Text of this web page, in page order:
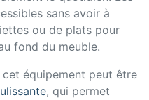
sans avoir à
ou de plats pour
fond du meuble.
équipement peut être
, qui permet